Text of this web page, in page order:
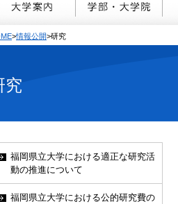
>情報公開>研究
究
福岡県立大学における適正な研究活
動の推進について
福岡県立大学における公的研究費の